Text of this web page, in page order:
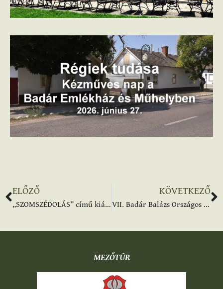
ELŐZŐ
„SZOMSZÉDOLÁS” című kiállítás
KÖVETKEZŐ
VII. Badár Balázs Országos Fazekas Pályázat kiállítása
MEZŐTÚR